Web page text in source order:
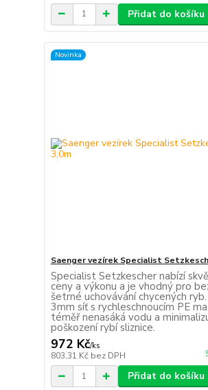
Přidat do košíku
Novinka
Saenger vezírek Specialist
Specialist Setzkescher nabízí
ceny a výkonu a je vhodný pro
šetrné uchovávání chycených ryb.
3mm síť s rychleschnoucím PE
téměř nenasáká vodu a
poškození rybí sliznice.
972 Kč/ks
803,31 Kč bez DPH
Přidat do košíku